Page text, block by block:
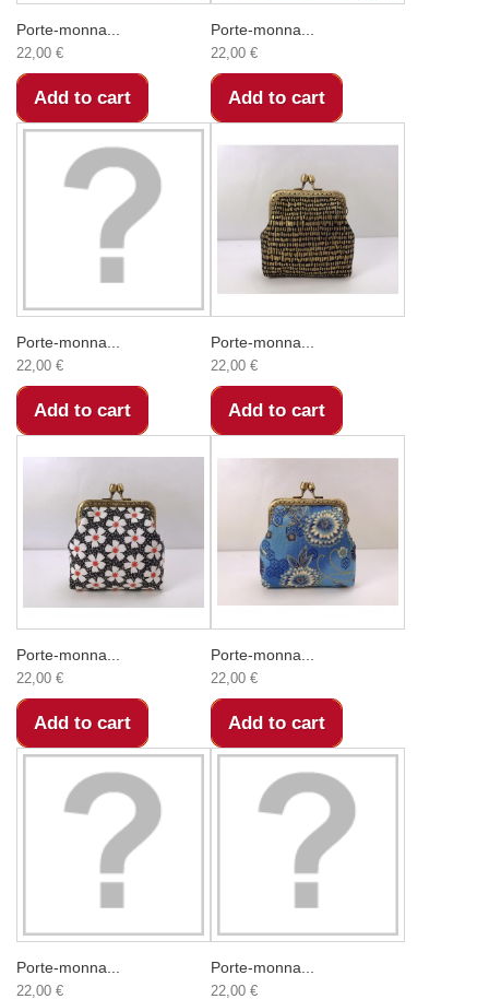
Porte-monna...
22,00 €
Add to cart
Porte-monna...
22,00 €
Add to cart
Porte-monna...
22,00 €
Add to cart
Porte-monna...
22,00 €
Add to cart
Porte-monna...
22,00 €
Add to cart
Porte-monna...
22,00 €
Add to cart
Porte-monna...
22,00 €
Porte-monna...
22,00 €